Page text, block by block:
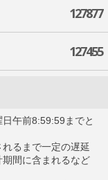
127877
127455
午前8:59:59までと
るまで一定の遅延
間に含まれるなど